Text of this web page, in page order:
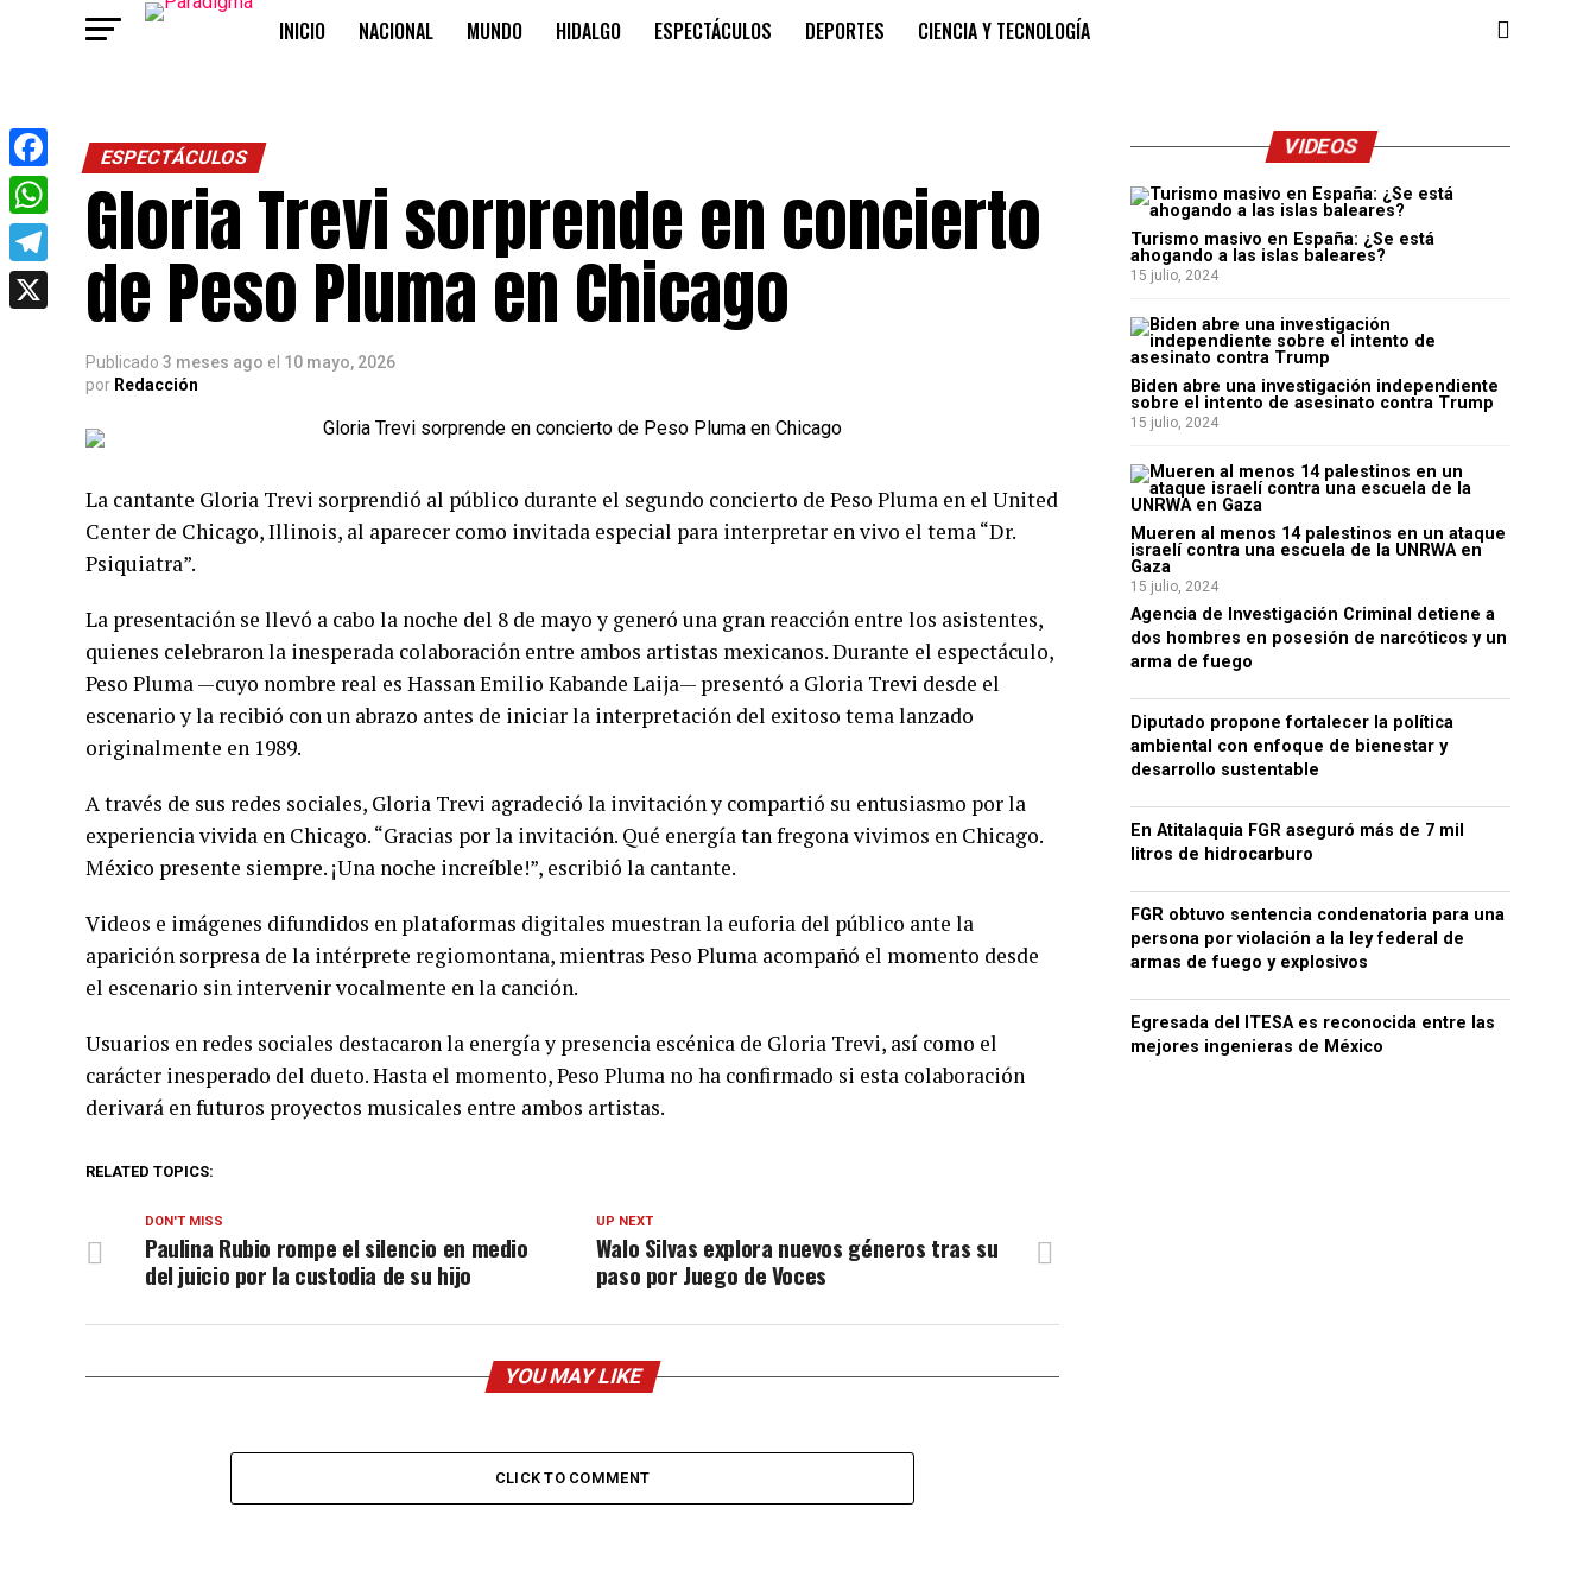
INICIO NACIONAL MUNDO HIDALGO ESPECTÁCULOS DEPORTES CIENCIA Y TECNOLOGÍA
ESPECTÁCULOS
Gloria Trevi sorprende en concierto
de Peso Pluma en Chicago
Publicado 3 meses ago el 10 mayo, 2026
por Redacción
La cantante Gloria Trevi sorprendió al público durante el segundo concierto de Peso Pluma en el United
Center de Chicago, Illinois, al aparecer como invitada especial para interpretar en vivo el tema “Dr.
Psiquiatra”.
La presentación se llevó a cabo la noche del 8 de mayo y generó una gran reacción entre los asistentes,
quienes celebraron la inesperada colaboración entre ambos artistas mexicanos. Durante el espectáculo,
Peso Pluma —cuyo nombre real es Hassan Emilio Kabande Laija— presentó a Gloria Trevi desde el
escenario y la recibió con un abrazo antes de iniciar la interpretación del exitoso tema lanzado
originalmente en 1989.
A través de sus redes sociales, Gloria Trevi agradeció la invitación y compartió su entusiasmo por la
experiencia vivida en Chicago. “Gracias por la invitación. Qué energía tan fregona vivimos en Chicago.
México presente siempre. ¡Una noche increíble!”, escribió la cantante.
Videos e imágenes difundidos en plataformas digitales muestran la euforia del público ante la
aparición sorpresa de la intérprete regiomontana, mientras Peso Pluma acompañó el momento desde
el escenario sin intervenir vocalmente en la canción.
Usuarios en redes sociales destacaron la energía y presencia escénica de Gloria Trevi, así como el
carácter inesperado del dueto. Hasta el momento, Peso Pluma no ha confirmado si esta colaboración
derivará en futuros proyectos musicales entre ambos artistas.
RELATED TOPICS:
UP NEXT
Walo Silvas explora nuevos géneros tras su
paso por Juego de Voces
DON'T MISS
Paulina Rubio rompe el silencio en medio
del juicio por la custodia de su hijo
YOU MAY LIKE
CLICK TO COMMENT
VIDEOS
Turismo masivo en España: ¿Se está
ahogando a las islas baleares?
15 julio, 2024
Biden abre una investigación independiente
sobre el intento de asesinato contra Trump
15 julio, 2024
Mueren al menos 14 palestinos en un ataque
israelí contra una escuela de la UNRWA en
Gaza
15 julio, 2024
Agencia de Investigación Criminal detiene a
dos hombres en posesión de narcóticos y un
arma de fuego
Diputado propone fortalecer la política
ambiental con enfoque de bienestar y
desarrollo sustentable
En Atitalaquia FGR aseguró más de 7 mil
litros de hidrocarburo
FGR obtuvo sentencia condenatoria para una
persona por violación a la ley federal de
armas de fuego y explosivos
Egresada del ITESA es reconocida entre las
mejores ingenieras de México
Facebook
WhatsApp
Telegram